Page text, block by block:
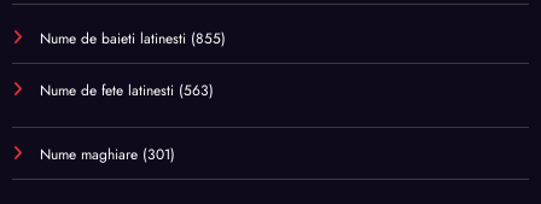
Nume de baieti latinesti (855)
Nume de fete latinesti (563)
Nume maghiare (301)